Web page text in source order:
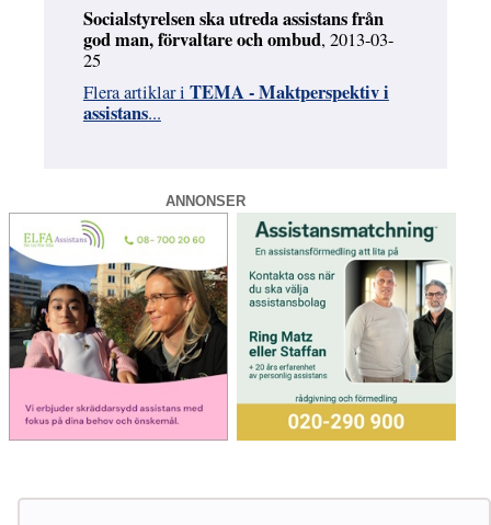
Socialstyrelsen ska utreda assistans från
god man, förvaltare och ombud, 2013-03-
25
Flera artiklar i TEMA - Maktperspektiv i
assistans...
ANNONSER